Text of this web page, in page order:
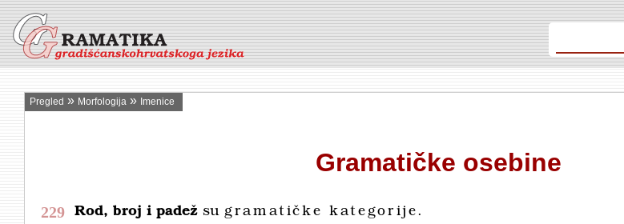
Pregled » Morfologija » Imenice
Gramatičke osebine
229 Rod, broj i padež su gramatičke kategorije.